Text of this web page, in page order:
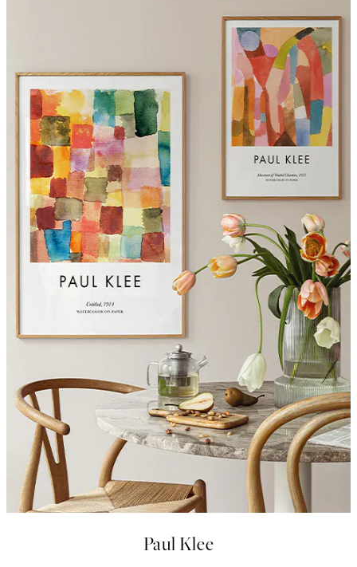
Paul Klee